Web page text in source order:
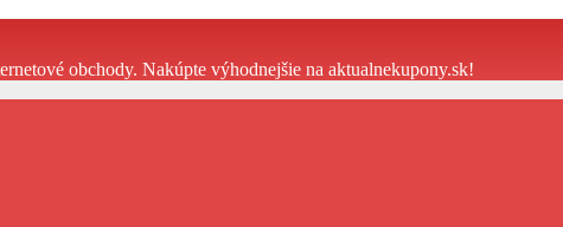
obchody. Nakúpte výhodnejšie na aktualnekupony.sk!